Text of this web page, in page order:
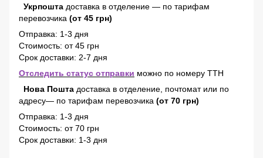
Укрпошта доставка в отделение — по тарифам
перевозчика (от 45 грн)
Отправка: 1-3 дня
Стоимость: от 45 грн
Срок доставки: 2-7 дня
Отследить статус отправки можно по номеру ТТН
Нова Пошта доставка в отделение, почтомат или по
адресу— по тарифам перевозчика (от 70 грн)
Отправка: 1-3 дня
Стоимость: от 70 грн
Срок доставки: 1-3 дня